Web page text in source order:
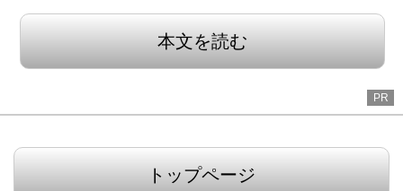
本文を読む
PR
トップページ